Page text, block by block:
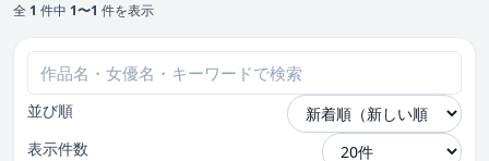
全 1 件中 1〜1 件を表示
並び順
表示件数